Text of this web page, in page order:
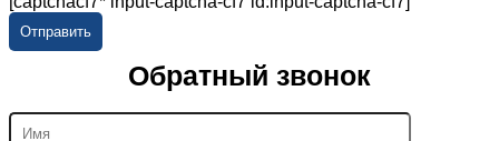
Обратный звонок